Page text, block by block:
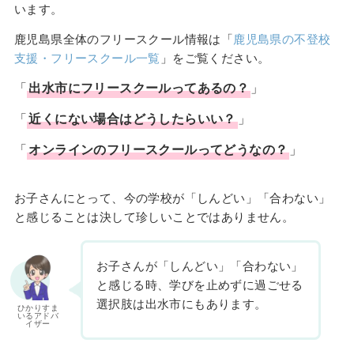
います。
鹿児島県全体のフリースクール情報は「鹿児島県の不登校
支援・フリースクール一覧 」をご覧ください。
「出水市にフリースクールってあるの？ 」
「近くにない場合はどうしたらいい？」
「オンラインのフリースクールってどうなの？ 」
お子さんにとって、今の学校が「しんどい」「合わない」
と感じることは決して珍しいことではありません。
ひかりすま
いるアドバ
イザー
お子さんが「しんどい」「合わない」
と感じる時、学びを止めずに過ごせる
選択肢は出水市にもあります。